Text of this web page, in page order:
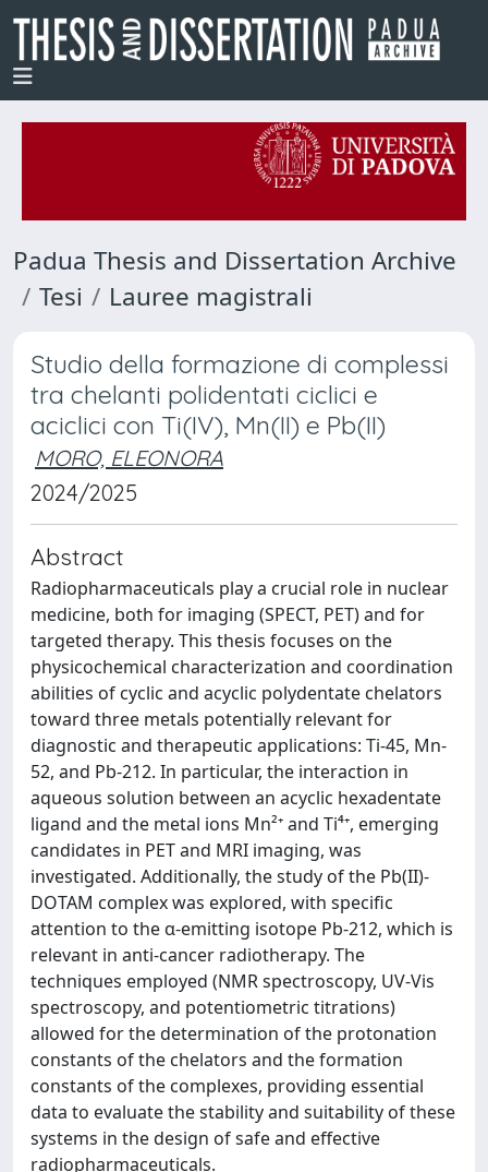
Padua Thesis and Dissertation Archive
Tesi
Lauree magistrali
Studio della formazione di complessi
tra chelanti polidentati ciclici e
aciclici con Ti(IV), Mn(II) e Pb(II)
MORO, ELEONORA
2024/2025
Abstract
Radiopharmaceuticals play a crucial role in nuclear
medicine, both for imaging (SPECT, PET) and for
targeted therapy. This thesis focuses on the
physicochemical characterization and coordination
abilities of cyclic and acyclic polydentate chelators
toward three metals potentially relevant for
diagnostic and therapeutic applications: Ti-45, Mn-
52, and Pb-212. In particular, the interaction in
aqueous solution between an acyclic hexadentate
ligand and the metal ions Mn²⁺ and Ti⁴⁺, emerging
candidates in PET and MRI imaging, was
investigated. Additionally, the study of the Pb(II)-
DOTAM complex was explored, with specific
attention to the α-emitting isotope Pb-212, which is
relevant in anti-cancer radiotherapy. The
techniques employed (NMR spectroscopy, UV-Vis
spectroscopy, and potentiometric titrations)
allowed for the determination of the protonation
constants of the chelators and the formation
constants of the complexes, providing essential
data to evaluate the stability and suitability of these
systems in the design of safe and effective
radiopharmaceuticals.